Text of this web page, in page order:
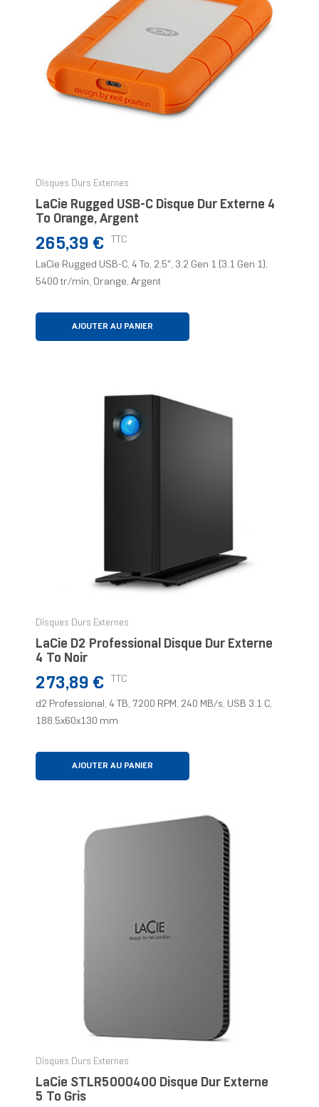
Disques Durs Externes
LaCie Rugged USB-C Disque Dur Externe 4
To Orange, Argent
Prix
265,39 € TTC
LaCie Rugged USB-C, 4 To, 2.5", 3.2 Gen 1 (3.1 Gen 1),
5400 tr/min, Orange, Argent
AJOUTER AU PANIER
Disques Durs Externes
LaCie D2 Professional Disque Dur Externe
4 To Noir
Prix
273,89 € TTC
d2 Professional, 4 TB, 7200 RPM, 240 MB/s, USB 3.1 C,
188.5x60x130 mm
AJOUTER AU PANIER
Disques Durs Externes
LaCie STLR5000400 Disque Dur Externe
5 To Gris